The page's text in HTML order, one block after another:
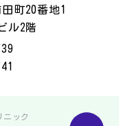
町20番地1
ル2階
ニック